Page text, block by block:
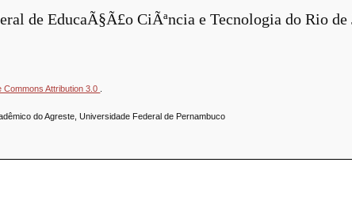
de EducaÃ§Ã£o CiÃªncia e Tecnologia do Rio de
Commons Attribution 3.0